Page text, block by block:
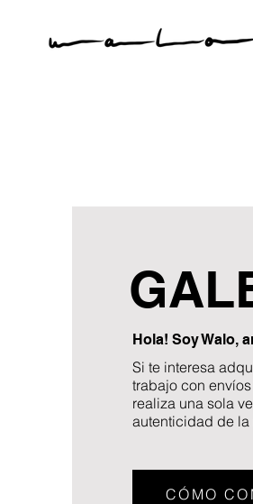
Hola! Soy Walo,
Si te interesa
trabajo con
realiza una sola
autenticidad de la
CÓMO